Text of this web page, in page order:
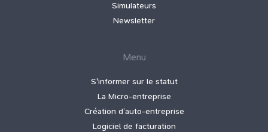
Simulateurs
Newsletter
Menu
S'informer sur le statut
La Micro‑entreprise
Création d’auto‑entreprise
Logiciel de facturation